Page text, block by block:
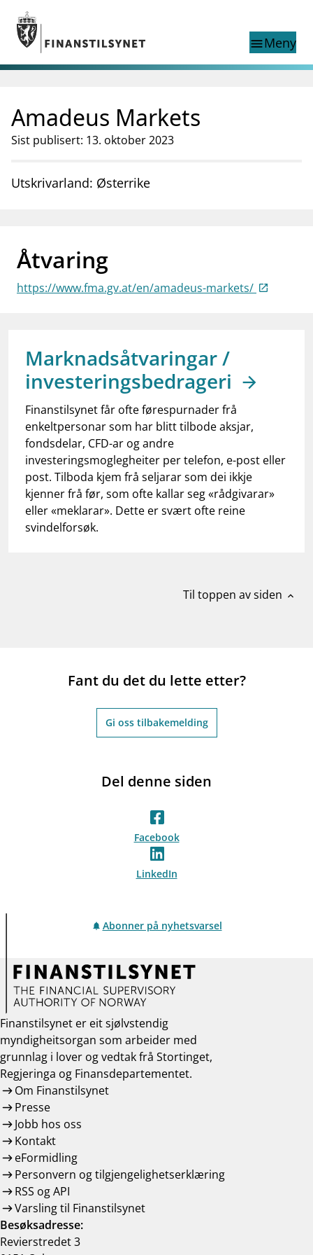
Gå til hovedinnhold
Gå til søkesiden
menuMeny
nettstedet
English
English
English home page
Tilsyn
Finanstilsynets registre
businessOm Finanstilsynet
mail_outlineKontakt oss
dashboardInformasjon for investorer
notifications_noneAbonner på nyhetsvarsel
Amadeus Markets
Sist publisert: 13. oktober 2023
Utskrivarland: Østerrike
Åtvaring
https://www.fma.gv.at/en/amadeus-markets/
Marknadsåtvaringar /
investeringsbedrageri
Finanstilsynet får ofte førespurnader frå
enkeltpersonar som har blitt tilbode aksjar,
fondsdelar, CFD-ar og andre
investeringsmoglegheiter per telefon, e-post eller
post. Tilboda kjem frå seljarar som dei ikkje
kjenner frå før, som ofte kallar seg «rådgivarar»
eller «meklarar». Dette er svært ofte reine
svindelforsøk.
Til toppen av siden expand_less
Fant du det du lette etter?
Gi oss tilbakemelding
Del denne siden
Facebook
LinkedIn
Abonner på nyhetsvarsel
Finanstilsynet er eit sjølvstendig
myndigheitsorgan som arbeider med
grunnlag i lover og vedtak frå Stortinget,
Regjeringa og Finansdepartementet.
Om Finanstilsynet
Presse
Jobb hos oss
Kontakt
eFormidling
Personvern og tilgjengelighetserklæring
RSS og API
Varsling til Finanstilsynet
Besøksadresse:
Revierstredet 3